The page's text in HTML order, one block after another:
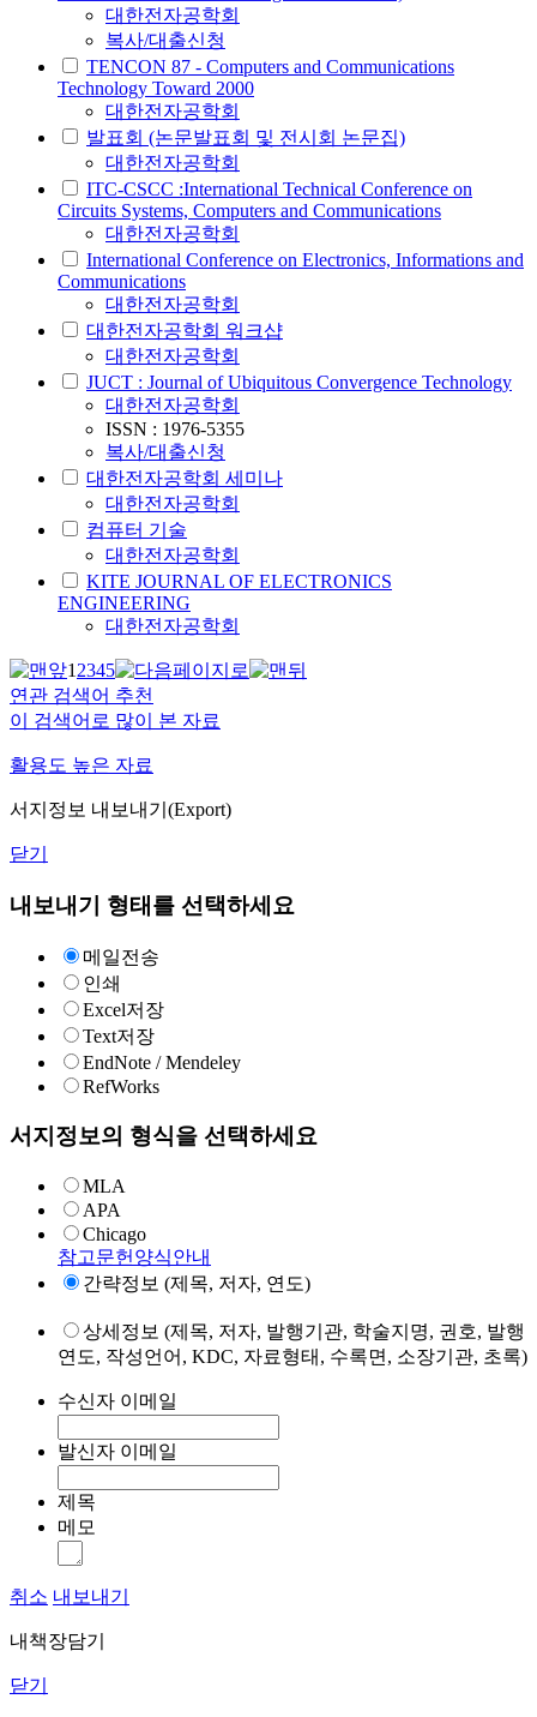
대한전자공학회
복사/대출신청
TENCON 87 - Computers and Communications
Technology Toward 2000
대한전자공학회
발표회 (논문발표회 및 전시회 논문집)
대한전자공학회
ITC-CSCC :International Technical Conference on
Circuits Systems, Computers and Communications
대한전자공학회
International Conference on Electronics, Informations and
Communications
대한전자공학회
대한전자공학회 워크샵
대한전자공학회
JUCT : Journal of Ubiquitous Convergence Technology
대한전자공학회
ISSN : 1976-5355
복사/대출신청
대한전자공학회 세미나
대한전자공학회
컴퓨터 기술
대한전자공학회
KITE JOURNAL OF ELECTRONICS
ENGINEERING
대한전자공학회
12345
연관 검색어 추천
이 검색어로 많이 본 자료
활용도 높은 자료
서지정보 내보내기(Export)
닫기
내보내기 형태를 선택하세요
메일전송
인쇄
Excel저장
Text저장
EndNote / Mendeley
RefWorks
서지정보의 형식을 선택하세요
MLA
APA
Chicago
참고문헌양식안내
간략정보 (제목, 저자, 연도)
상세정보 (제목, 저자, 발행기관, 학술지명, 권호, 발행
연도, 작성언어, KDC, 자료형태, 수록면, 소장기관, 초록)
수신자 이메일
발신자 이메일
제목
메모
취소 내보내기
내책장담기
닫기